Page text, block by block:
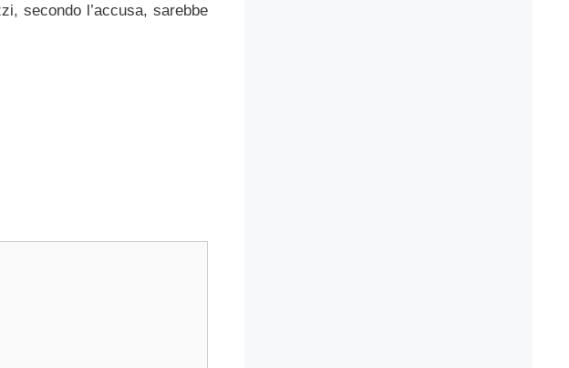
secondo l’accusa, sarebbe